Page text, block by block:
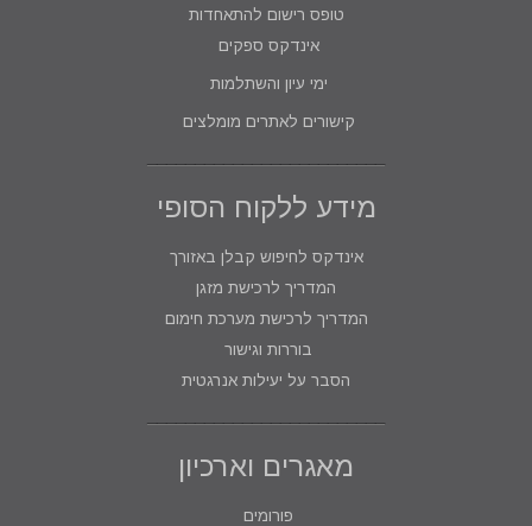
טופס רישום להתאחדות
אינדקס ספקים
ימי עיון והשתלמות
קישורים לאתרים מומלצים
מידע ללקוח הסופי
אינדקס לחיפוש קבלן באזורך
המדריך לרכישת מזגן
המדריך לרכישת מערכת חימום
בוררות וגישור
הסבר על יעילות אנרגטית
מאגרים וארכיון
פורומים